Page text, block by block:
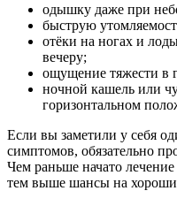
одышку даже при
быструю
отёки на ногах и
вечеру;
ощущение тяжести в
ночной кашель или
горизонтальном
Если вы заметили у себя
симптомов, обязательно
Чем раньше начато
тем выше шансы на